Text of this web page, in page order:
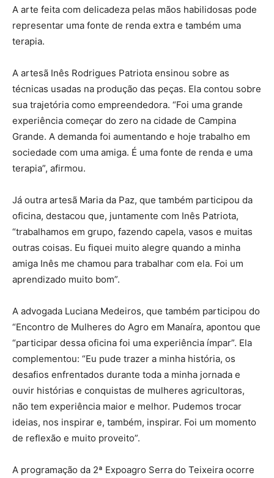
A arte feita com delicadeza pelas mãos habilidosas pode
representar uma fonte de renda extra e também uma
terapia.
A artesã Inês Rodrigues Patriota ensinou sobre as
técnicas usadas na produção das peças. Ela contou sobre
sua trajetória como empreendedora. “Foi uma grande
experiência começar do zero na cidade de Campina
Grande. A demanda foi aumentando e hoje trabalho em
sociedade com uma amiga. É uma fonte de renda e uma
terapia”, afirmou.
Já outra artesã Maria da Paz, que também participou da
oficina, destacou que, juntamente com Inês Patriota,
“trabalhamos em grupo, fazendo capela, vasos e muitas
outras coisas. Eu fiquei muito alegre quando a minha
amiga Inês me chamou para trabalhar com ela. Foi um
aprendizado muito bom”.
A advogada Luciana Medeiros, que também participou do
“Encontro de Mulheres do Agro em Manaíra, apontou que
“participar dessa oficina foi uma experiência ímpar”. Ela
complementou: “Eu pude trazer a minha história, os
desafios enfrentados durante toda a minha jornada e
ouvir histórias e conquistas de mulheres agricultoras,
não tem experiência maior e melhor. Pudemos trocar
ideias, nos inspirar e, também, inspirar. Foi um momento
de reflexão e muito proveito”.
A programação da 2ª Expoagro Serra do Teixeira ocorre